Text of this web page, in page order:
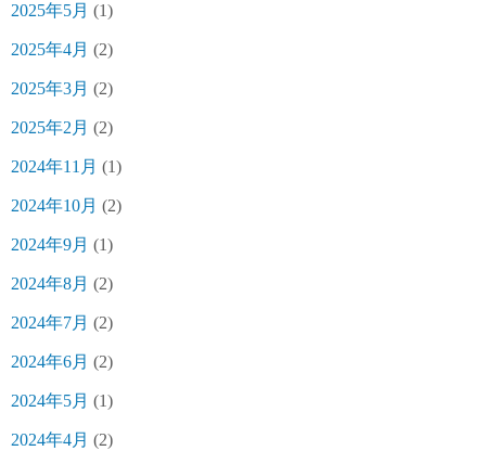
2025年5月 (1)
2025年4月 (2)
2025年3月 (2)
2025年2月 (2)
2024年11月 (1)
2024年10月 (2)
2024年9月 (1)
2024年8月 (2)
2024年7月 (2)
2024年6月 (2)
2024年5月 (1)
2024年4月 (2)